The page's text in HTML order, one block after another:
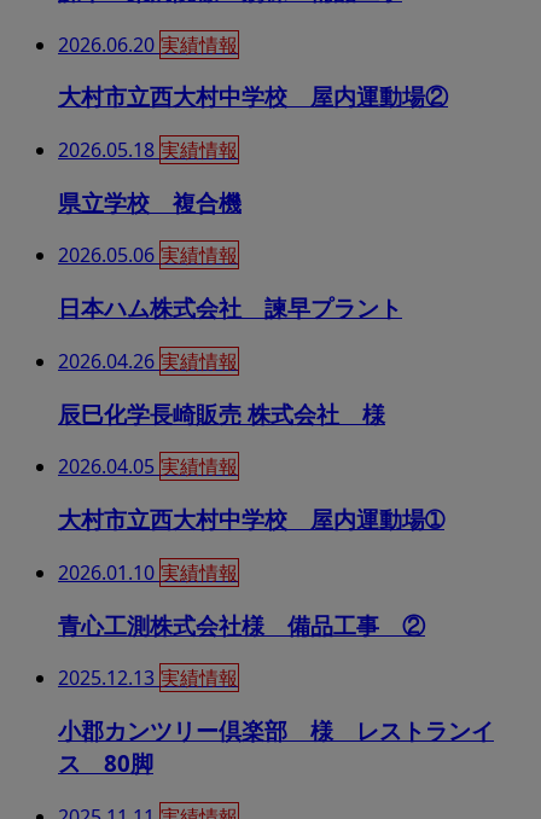
2026.06.20 実績情報
大村市立西大村中学校 屋内運動場②
2026.05.18 実績情報
県立学校 複合機
2026.05.06 実績情報
日本ハム株式会社 諫早プラント
2026.04.26 実績情報
辰巳化学長崎販売 株式会社 様
2026.04.05 実績情報
大村市立西大村中学校 屋内運動場➀
2026.01.10 実績情報
青心工測株式会社様 備品工事 ②
2025.12.13 実績情報
小郡カンツリー倶楽部 様 レストランイ
ス 80脚